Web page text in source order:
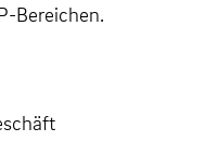
Bereichen.